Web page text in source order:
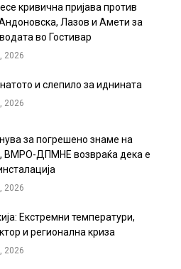
кривична пријава против
Лазов и Амети за
во Гостивар
2026
и слепило за иднината
2026
за погрешено знаме на
ВМРО-ДПМНЕ возвраќа дека е
2026
Екстремни температури,
и регионална криза
2026